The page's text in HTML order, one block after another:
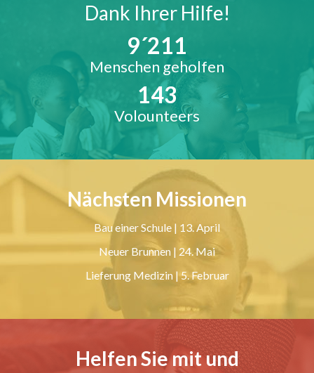
Dank Ihrer Hilfe!
9´211
Menschen geholfen
143
Volounteers
Nächsten Missionen
Bau einer Schule | 13. April
Neuer Brunnen | 24. Mai
Lieferung Medizin | 5. Februar
Helfen Sie mit und